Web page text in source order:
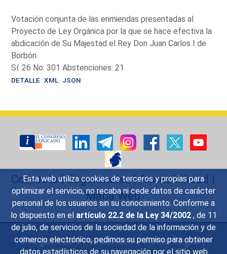
Esta web utiliza cookies de terceros y propias para
optimizar el servicio, no recaba ni cede datos de carácter
personal de los usuarios sin su conocimiento. Conforme a
lo dispuesto en el artículo 22.2 de la Ley 34/2002 , de 11
de julio, de servicios de la sociedad de la información y de
comercio electrónico, pedimos su permiso para obtener
datos estadísticos de su navegación por el sitio web
Votación conjunta de las enmiendas presentadas al
Proyecto de Ley Orgánica por la que se hace efectiva la
abdicación de Su Majestad el Rey Don Juan Carlos I de
Borbón.
Sí: 26 No: 301 Abstenciones: 21
DETALLE XML JSON
Contacto|Sugerencias|Accesibilidad |
Mapa Web
Preguntas Frecuentes|Aviso legal|